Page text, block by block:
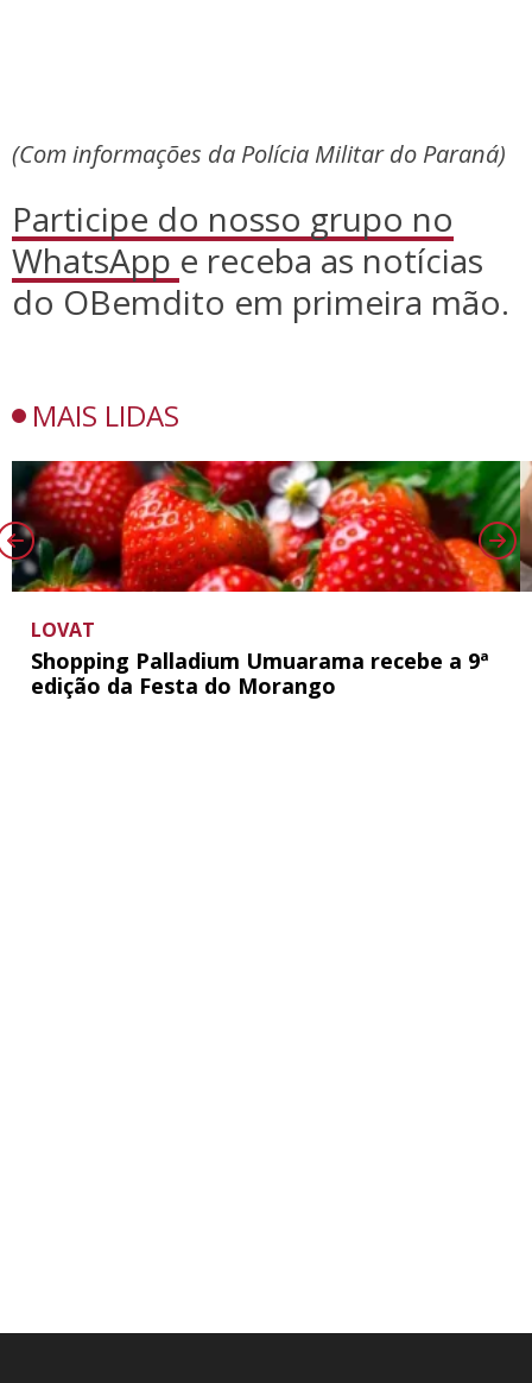
(Com informações da Polícia Militar do Paraná)
Participe do nosso grupo no
WhatsApp e receba as notícias
do OBemdito em primeira mão.
MAIS LIDAS
LOVAT
Shopping Palladium Umuarama recebe a 9ª
edição da Festa do Morango